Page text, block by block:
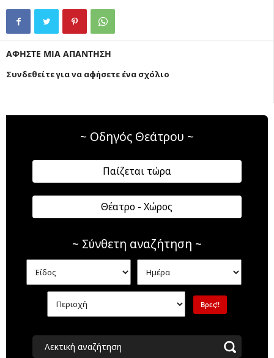
ΑΦΗΣΤΕ ΜΙΑ ΑΠΑΝΤΗΣΗ
Συνδεθείτε για να αφήσετε ένα σχόλιο
~ Οδηγός Θεάτρου ~
Παίζεται τώρα
Θέατρο - Χώρος
~ Σύνθετη αναζήτηση ~
Λεκτική αναζήτηση